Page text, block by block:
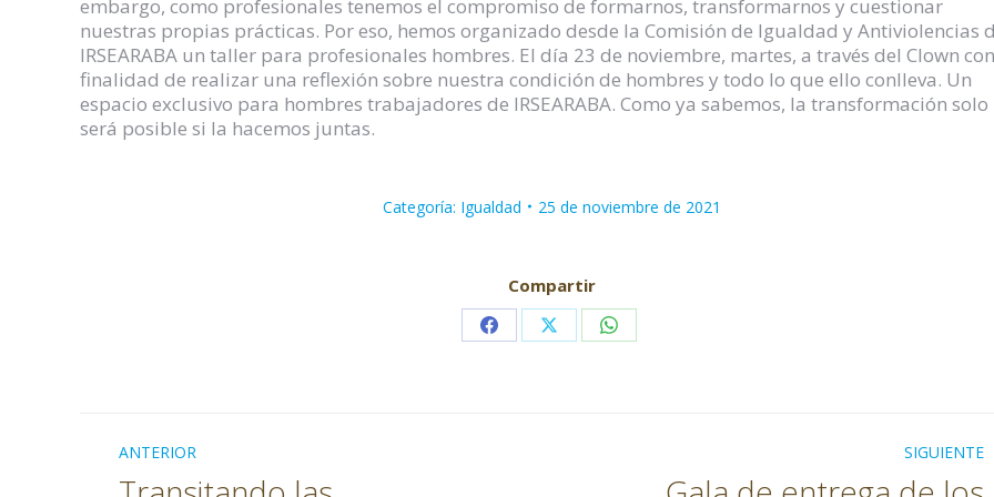
embargo, como profesionales tenemos el compromiso de formarnos, transformarnos y cuestionar
nuestras propias prácticas. Por eso, hemos organizado desde la Comisión de Igualdad y Antiviolencias
IRSEARABA un taller para profesionales hombres. El día 23 de noviembre, martes, a través del Clown
finalidad de realizar una reflexión sobre nuestra condición de hombres y todo lo que ello conlleva. Un
espacio exclusivo para hombres trabajadores de IRSEARABA. Como ya sabemos, la transformación solo
será posible si la hacemos juntas.
Categoría: Igualdad 25 de noviembre de 2021
Compartir
Share Share Share
Navegación
ANTERIOR SIGUIENTE